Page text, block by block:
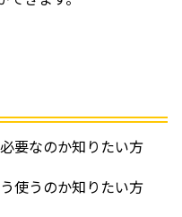
要なのか知りたい方
使うのか知りたい方